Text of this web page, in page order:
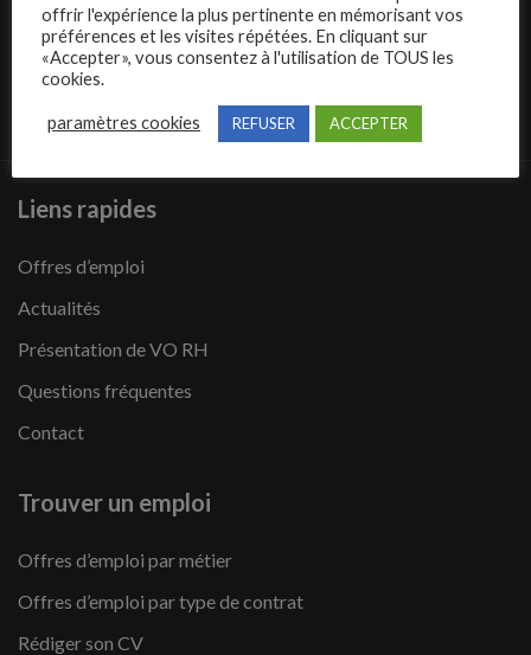
Nous suivre
Liens rapides
Offres d’emploi
Actualités
Présentation de VO RH
Questions fréquentes
Contact
Trouver un emploi
Offres d’emploi par métier
Offres d’emploi par type de contrat
Rédiger son CV
offrir l'expérience la plus pertinente en mémorisant vos
préférences et les visites répétées. En cliquant sur
«Accepter», vous consentez à l'utilisation de TOUS les
cookies.
paramètres cookies REFUSER ACCEPTER